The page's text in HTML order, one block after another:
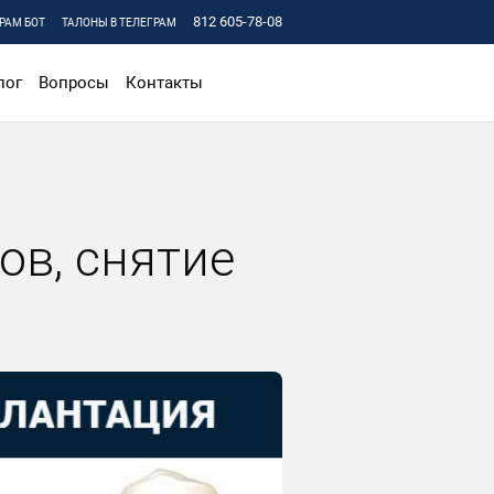
БОТ ТАЛОНЫ В ТЕЛЕГРАМ 812 605-78-08
Вопросы Контакты
снятие